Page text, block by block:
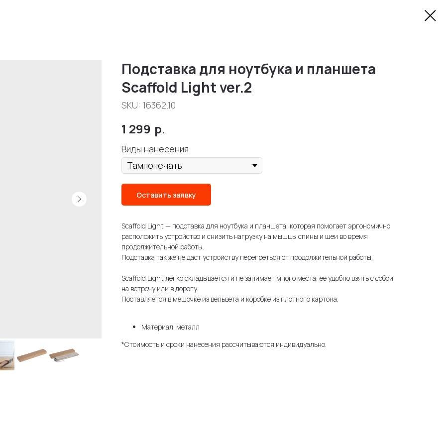
Подставка для ноутбука и планшета
Scaffold Light ver.2
SKU: 16362.10
1 299 р.
Виды нанесения
Оставить заявку
Scaffold Light — подставка для ноутбука и планшета, которая помогает эргономично
расположить устройство и снизить нагрузку на мышцы спины и шеи во время
продолжительной работы.
Подставка так же не даст устройству перегреться от продолжительной работы.
Scaffold Light легко складывается и не занимает много места, ее удобно взять с собой
на встречу или в дорогу.
Поставляется в мешочке из вельвета и коробке из плотного картона.
Материал: металл
*Стоимость и сроки нанесения рассчитываются индивидуально.